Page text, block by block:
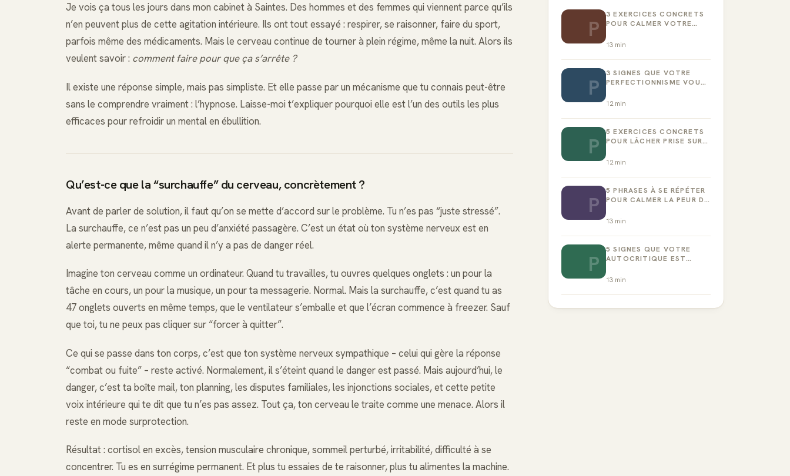
Je vois ça tous les jours dans mon cabinet à Saintes. Des hommes et des femmes qui viennent parce qu’ils
n’en peuvent plus de cette agitation intérieure. Ils ont tout essayé : respirer, se raisonner, faire du sport,
parfois même des médicaments. Mais le cerveau continue de tourner à plein régime, même la nuit. Alors ils
veulent savoir : comment faire pour que ça s’arrête ?
Il existe une réponse simple, mais pas simpliste. Et elle passe par un mécanisme que tu connais peut-être
sans le comprendre vraiment : l’hypnose. Laisse-moi t’expliquer pourquoi elle est l’un des outils les plus
efficaces pour refroidir un mental en ébullition.
Qu’est-ce que la “surchauffe” du cerveau, concrètement ?
Avant de parler de solution, il faut qu’on se mette d’accord sur le problème. Tu n’es pas “juste stressé”.
La surchauffe, ce n’est pas un peu d’anxiété passagère. C’est un état où ton système nerveux est en
alerte permanente, même quand il n’y a pas de danger réel.
Imagine ton cerveau comme un ordinateur. Quand tu travailles, tu ouvres quelques onglets : un pour la
tâche en cours, un pour la musique, un pour ta messagerie. Normal. Mais la surchauffe, c’est quand tu as
47 onglets ouverts en même temps, que le ventilateur s’emballe et que l’écran commence à freezer. Sauf
que toi, tu ne peux pas cliquer sur “forcer à quitter”.
Ce qui se passe dans ton corps, c’est que ton système nerveux sympathique – celui qui gère la réponse
“combat ou fuite” – reste activé. Normalement, il s’éteint quand le danger est passé. Mais aujourd’hui, le
danger, c’est ta boîte mail, ton planning, les disputes familiales, les injonctions sociales, et cette petite
voix intérieure qui te dit que tu n’es pas assez. Tout ça, ton cerveau le traite comme une menace. Alors il
reste en mode surprotection.
Résultat : cortisol en excès, tension musculaire chronique, sommeil perturbé, irritabilité, difficulté à se
concentrer. Tu es en surrégime permanent. Et plus tu essaies de te raisonner, plus tu alimentes la machine.
P
3 EXERCICES CONCRETS
POUR CALMER VOTRE
13 min
P
3 SIGNES QUE VOTRE
PERFECTIONNISME VOUS
12min
P
5 EXERCICES CONCRETS
POUR LÂCHER PRISE SUR
12min
P
5 PHRASES À SE RÉPÉTER
POUR CALMER LA PEUR DE
13 min
P
5 SIGNES QUE VOTRE
AUTOCRITIQUE EST
13 min